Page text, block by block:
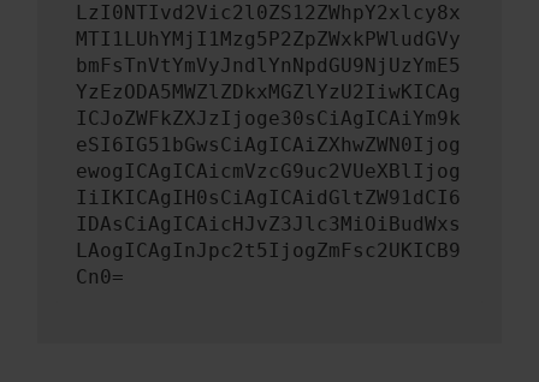
LzI0NTIvd2Vic2l0ZS12ZWhpY2xlcy8x
MTI1LUhYMjI1Mzg5P2ZpZWxkPWludGVy
bmFsTnVtYmVyJndlYnNpdGU9NjUzYmE5
YzEzODA5MWZlZDkxMGZlYzU2IiwKICAg
ICJoZWFkZXJzIjoge30sCiAgICAiYm9k
eSI6IG51bGwsCiAgICAiZXhwZWN0Ijog
ewogICAgICAicmVzcG9uc2VUeXBlIjog
IiIKICAgIH0sCiAgICAidGltZW91dCI6
IDAsCiAgICAicHJvZ3Jlc3MiOiBudWxs
LAogICAgInJpc2t5IjogZmFsc2UKICB9
Cn0=